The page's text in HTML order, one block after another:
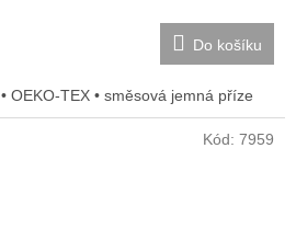
Do košíku
OEKO-TEX • směsová jemná příze
Kód: 7959